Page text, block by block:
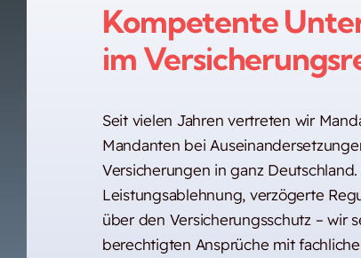
Kompetente
im
Seit vielen Jahren vertreten wir
Mandanten bei
Versicherungen in ganz
Leistungsablehnung, verzögerte
über den Versicherungsschutz – wir
berechtigten Ansprüche mit